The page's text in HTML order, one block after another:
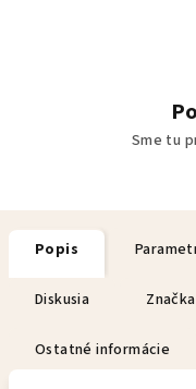
Sme tu
Popis
Diskusia Značka
Ostatné informácie